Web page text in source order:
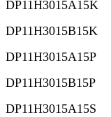
DP11H3015A15K
DP11H3015B15K
DP11H3015A15P
DP11H3015B15P
DP11H3015A15S